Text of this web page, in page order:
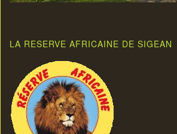
LA RESERVE AFRICAINE DE SIGEAN